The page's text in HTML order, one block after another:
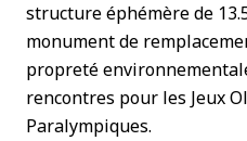
structure éphémère de
monument de
propreté
rencontres pour les Jeux
Paralympiques.